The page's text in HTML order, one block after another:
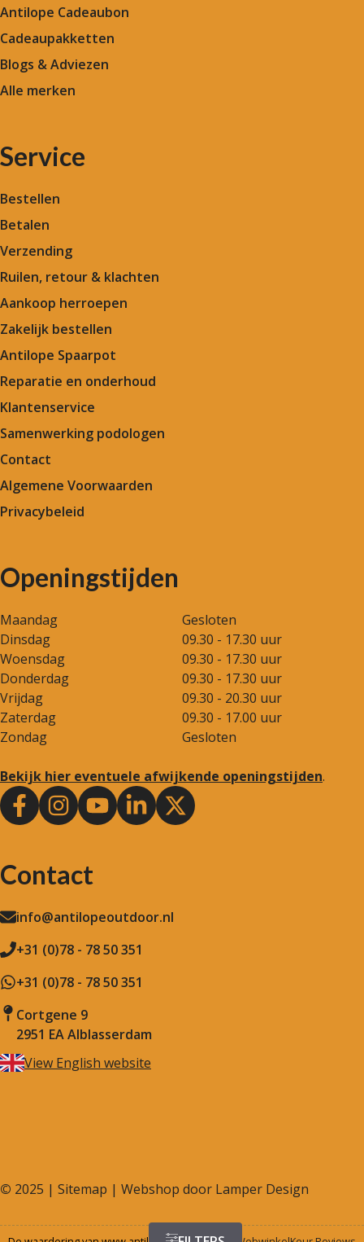
Antilope Cadeaubon
Cadeaupakketten
Blogs & Adviezen
Alle merken
Service
Bestellen
Betalen
Verzending
Ruilen, retour & klachten
Aankoop herroepen
Zakelijk bestellen
Antilope Spaarpot
Reparatie en onderhoud
Klantenservice
Samenwerking podologen
Contact
Algemene Voorwaarden
Privacybeleid
Openingstijden
Maandag
Gesloten
Dinsdag
09.30 - 17.30 uur
Woensdag
09.30 - 17.30 uur
Donderdag
09.30 - 17.30 uur
Vrijdag
09.30 - 20.30 uur
Zaterdag
09.30 - 17.00 uur
Zondag
Gesloten
Bekijk hier eventuele afwijkende openingstijden.
Contact
info@antilopeoutdoor.nl
+31 (0)78 - 78 50 351
+31 (0)78 - 78 50 351
Cortgene 9
2951 EA Alblasserdam
View English website
© 2025 | Sitemap | Webshop door Lamper Design